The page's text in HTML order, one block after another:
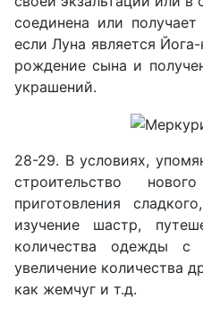
соединена или
если Луна является
рождение сына и
украшений.
28-29. В условиях,
строительство
приготовления
изучение шастр,
количества одежды с
увеличение количества
как жемчуг и т.д.